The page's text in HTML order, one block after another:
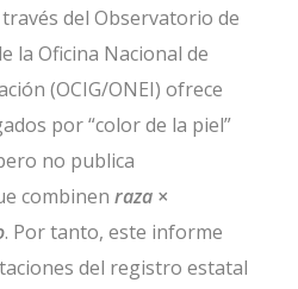
del Observatorio de
la Oficina Nacional de
(OCIG/ONEI) ofrece
por “color de la piel”
no publica
combinenraza ×
. Por tanto, este informe
del registro estatal